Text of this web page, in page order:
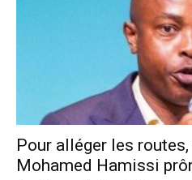
Pour alléger les
Mohamed Hamissi